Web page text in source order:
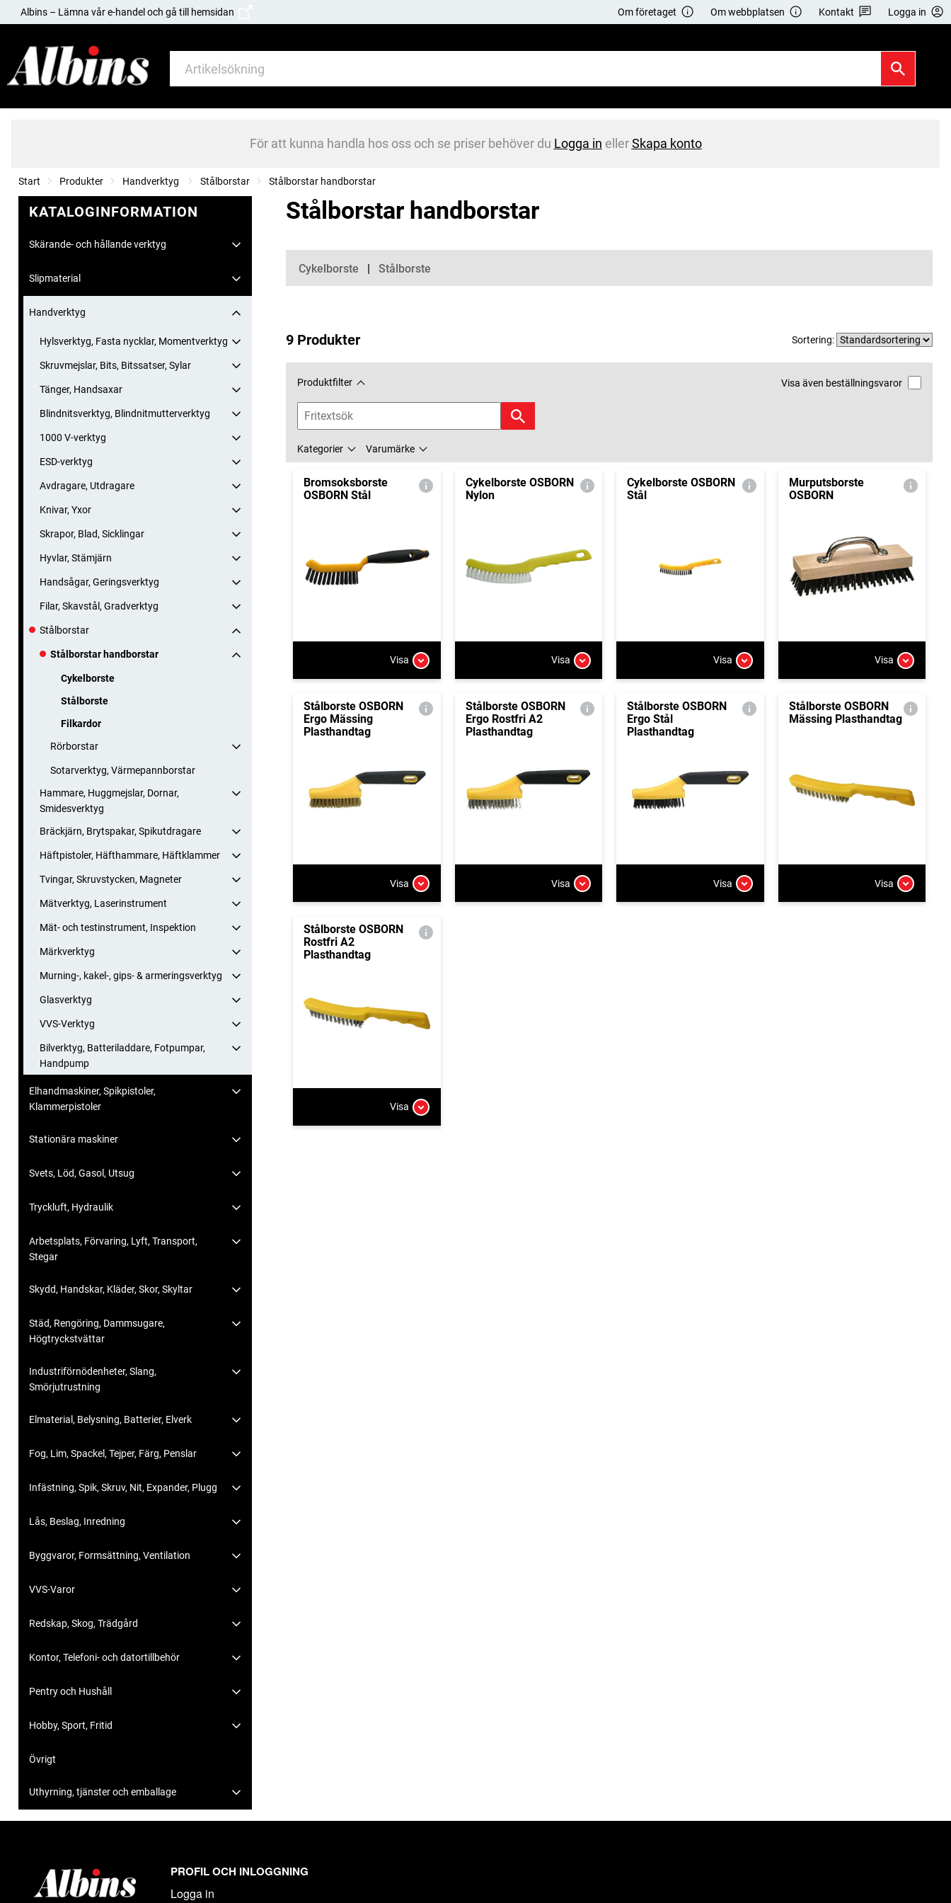
Albins – Lämna vår e-handel och gå till hemsidan Om företaget Om webbplatsen Kontakt Logga in
För att kunna handla hos oss och se priser behöver du Logga in ellerSkapa konto
Start Produkter Handverktyg Stålborstar Stålborstar handborstar
KATALOGINFORMATION
Skärande- och hållande verktyg
Slipmaterial
Handverktyg
Hylsverktyg, Fasta nycklar, Momentverktyg
Skruvmejslar, Bits, Bitssatser, Sylar
Tänger, Handsaxar
Blindnitsverktyg, Blindnitmutterverktyg
1000 V-verktyg
ESD-verktyg
Avdragare, Utdragare
Knivar, Yxor
Skrapor, Blad, Sicklingar
Hyvlar, Stämjärn
Handsågar, Geringsverktyg
Filar, Skavstål, Gradverktyg
Stålborstar
Stålborstar handborstar
Cykelborste
Stålborste
Filkardor
Rörborstar
Sotarverktyg, Värmepannborstar
Hammare, Huggmejslar, Dornar,
Smidesverktyg
Bräckjärn, Brytspakar, Spikutdragare
Häftpistoler, Häfthammare, Häftklammer
Tvingar, Skruvstycken, Magneter
Mätverktyg, Laserinstrument
Mät- och testinstrument, Inspektion
Märkverktyg
Murning-, kakel-, gips- & armeringsverktyg
Glasverktyg
VVS-Verktyg
Bilverktyg, Batteriladdare, Fotpumpar,
Handpump
Elhandmaskiner, Spikpistoler,
Klammerpistoler
Stationära maskiner
Svets, Löd, Gasol, Utsug
Tryckluft, Hydraulik
Arbetsplats, Förvaring, Lyft, Transport,
Stegar
Skydd, Handskar, Kläder, Skor, Skyltar
Städ, Rengöring, Dammsugare,
Högtryckstvättar
Industriförnödenheter, Slang,
Smörjutrustning
Elmaterial, Belysning, Batterier, Elverk
Fog, Lim, Spackel, Tejper, Färg, Penslar
Infästning, Spik, Skruv, Nit, Expander, Plugg
Lås, Beslag, Inredning
Byggvaror, Formsättning, Ventilation
VVS-Varor
Redskap, Skog, Trädgård
Kontor, Telefoni- och datortillbehör
Pentry och Hushåll
Hobby, Sport, Fritid
Övrigt
Uthyrning, tjänster och emballage
Stålborstar handborstar
Kategorier
Cykelborste Stålborste
9 Produkter Sortering:
Produktfilter Visa även beställningsvaror
Kategorier Varumärke
Bromsoksborste
OSBORN Stål
Visa
Cykelborste OSBORN
Nylon
Visa
Cykelborste OSBORN
Stål
Visa
Murputsborste
OSBORN
Visa
Stålborste OSBORN
Ergo Mässing
Plasthandtag
Visa
Stålborste OSBORN
Ergo Rostfri A2
Plasthandtag
Visa
Stålborste OSBORN
Ergo Stål
Plasthandtag
Visa
Stålborste OSBORN
Mässing Plasthandtag
Visa
Stålborste OSBORN
Rostfri A2
Plasthandtag
Visa
PROFIL OCH INLOGGNING
Logga in